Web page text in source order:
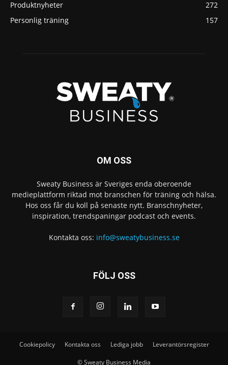
Produktnyheter
272
Personlig träning
157
OM OSS
Sweaty Business är Sveriges enda oberoende
medieplattform riktad mot branschen för träning och hälsa.
Hos oss får du koll på senaste nytt. Branschnyheter,
inspiration, trendspaningar podcast och events.
Kontakta oss: info@sweatybusiness.se
FÖLJ OSS
Cookiepolicy Kontakta oss Lediga jobb Leverantörsregister
© Sweaty Business Media